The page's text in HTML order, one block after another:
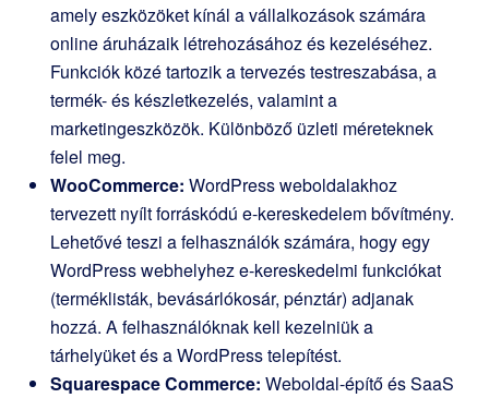
amely eszközöket kínál a vállalkozások számára
online áruházaik létrehozásához és kezeléséhez.
Funkciók közé tartozik a tervezés testreszabása, a
termék- és készletkezelés, valamint a
marketingeszközök. Különböző üzleti méreteknek
felel meg.
WooCommerce: WordPress weboldalakhoz
tervezett nyílt forráskódú e-kereskedelem bővítmény.
Lehetővé teszi a felhasználók számára, hogy egy
WordPress webhelyhez e-kereskedelmi funkciókat
(terméklisták, bevásárlókosár, pénztár) adjanak
hozzá. A felhasználóknak kell kezelniük a
tárhelyüket és a WordPress telepítést.
Squarespace Commerce: Weboldal-építő és SaaS